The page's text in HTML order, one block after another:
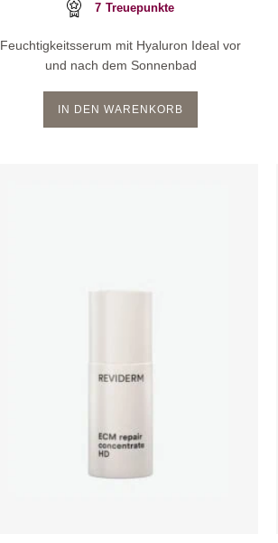
7 Treuepunkte
Feuchtigkeitsserum mit Hyaluron Ideal vor
und nach dem Sonnenbad
IN DEN WARENKORB